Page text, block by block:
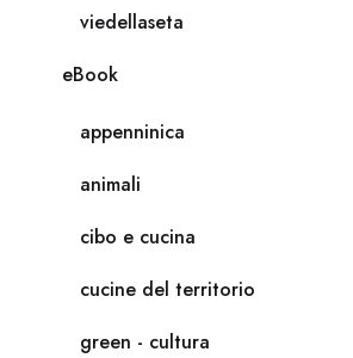
viedellaseta
eBook
appenninica
animali
cibo e cucina
cucine del territorio
green - cultura